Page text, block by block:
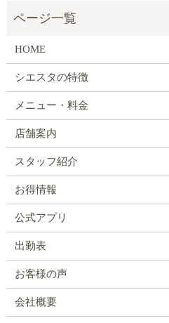
HOME
シエスタの特徴
メニュー・料金
店舗案内
スタッフ紹介
お得情報
公式アプリ
出勤表
お客様の声
会社概要